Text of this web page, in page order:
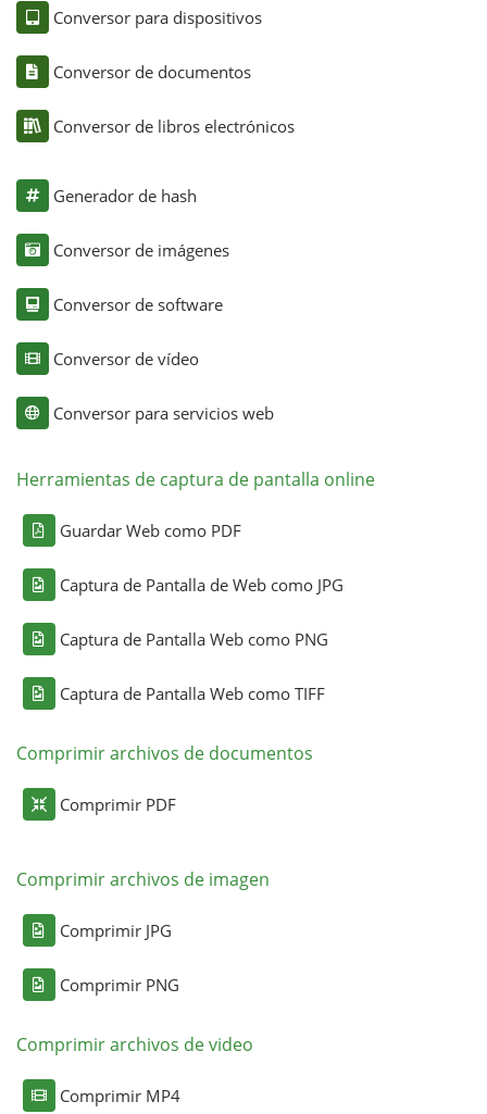
Conversor para dispositivos
Conversor de documentos
Conversor de libros electrónicos
Generador de hash
Conversor de imágenes
Conversor de software
Conversor de vídeo
Conversor para servicios web
Herramientas de captura de pantalla online
Guardar Web como PDF
Captura de Pantalla de Web como JPG
Captura de Pantalla Web como PNG
Captura de Pantalla Web como TIFF
Comprimir archivos de documentos
Comprimir PDF
Comprimir archivos de imagen
Comprimir JPG
Comprimir PNG
Comprimir archivos de video
Comprimir MP4